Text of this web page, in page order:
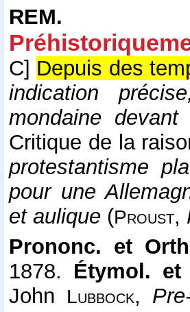
REM.
C] Depuis des
indication
mondaine
Critique de la
protestantisme
pour une
et aulique (Proust,
Prononc. et
1878. Étymol. et
John
Lubbock,